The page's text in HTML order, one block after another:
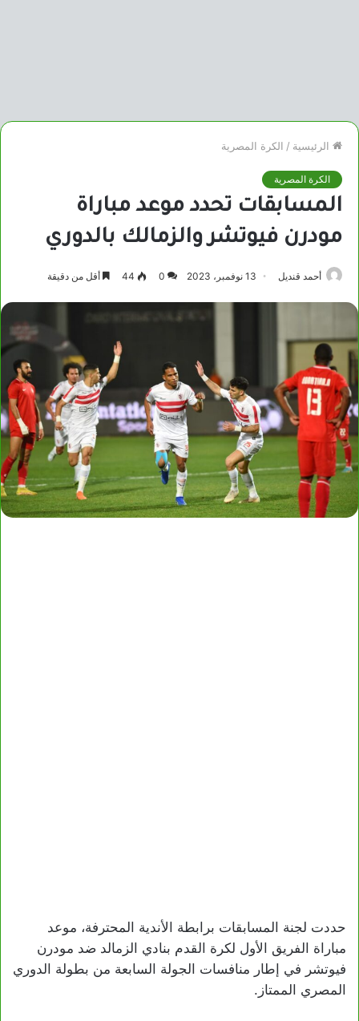
الرئيسية / الكرة المصرية
الكرة المصرية
المسابقات تحدد موعد مباراة
مودرن فيوتشر والزمالك بالدوري
أحمد قنديل 13 نوفمبر، 2023 0
44 أقل من دقيقة
حددت لجنة المسابقات برابطة الأندية المحترفة، موعد
مباراة الفريق الأول لكرة القدم بنادي الزمالد ضد مودرن
فيوتشر في إطار منافسات الجولة السابعة من بطولة الدوري
المصري الممتاز.